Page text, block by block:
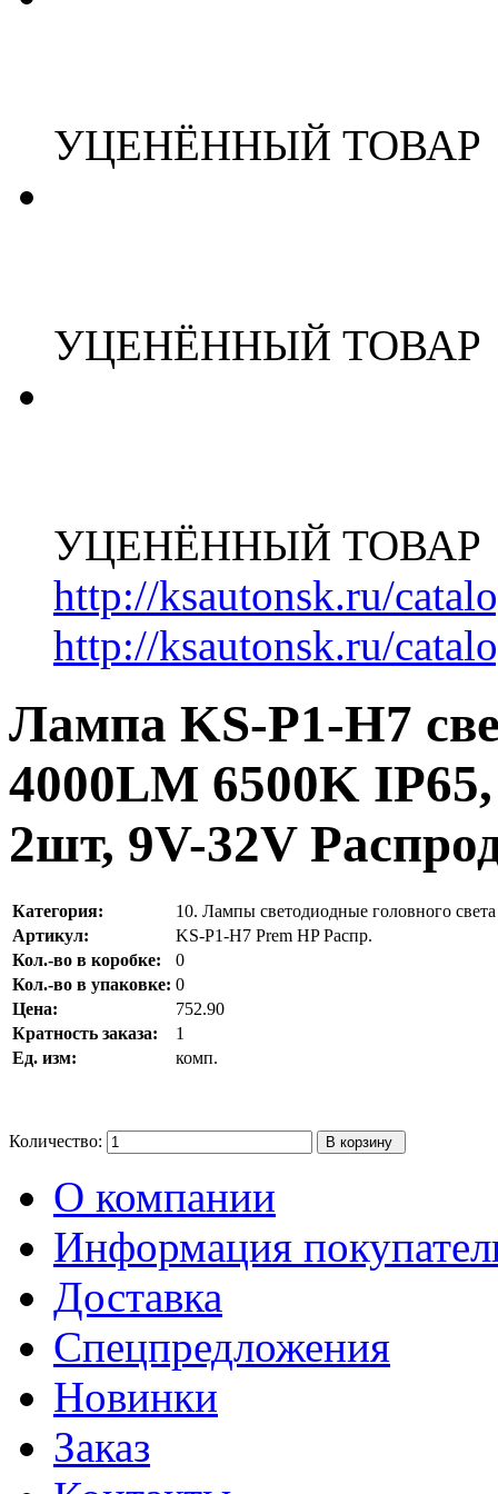
УЦЕНЁННЫЙ ТОВАР
УЦЕНЁННЫЙ ТОВАР
УЦЕНЁННЫЙ ТОВАР
http://ksautonsk.ru/
http://ksautonsk.ru/
Лампа KS-P1-H7
4000LM 6500K
2шт, 9V-32V
Категория:
10. Лампы светодиодные головного
Артикул:
KS-P1-H7 Prem HP Распр.
Кол.-во в коробке:
0
Кол.-во в упаковке: 0
Цена:
752.90
Кратность заказа:
1
Ед. изм:
комп.
Количество:
О компании
Информация
Доставка
Спецпредложения
Новинки
Заказ